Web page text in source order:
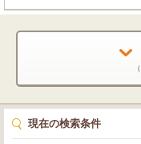
（
現在の検索条件